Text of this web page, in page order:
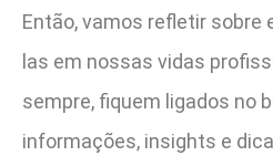
Então, vamos refletir sobre
las em nossas vidas
sempre, fiquem ligados no
informações, insights e